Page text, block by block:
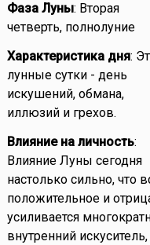
Фаза Луны: Вторая
четверть, полнолуние
Характеристика дня:
лунные сутки - день
искушений, обмана,
иллюзий и грехов.
Влияние на личность:
Влияние Луны сегодня
настолько сильно, что
положительное и
усиливается
внутренний